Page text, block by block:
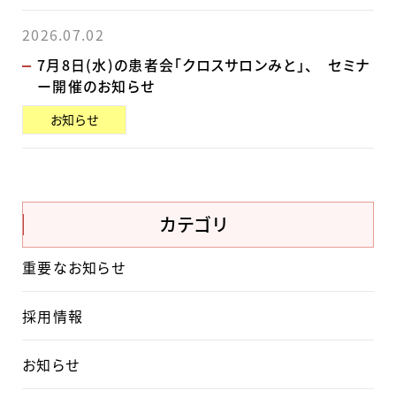
2026.07.02
7月8日(水)の患者会「クロスサロンみと」、 セミナ
ー開催のお知らせ
お知らせ
カテゴリ
重要なお知らせ
採用情報
お知らせ